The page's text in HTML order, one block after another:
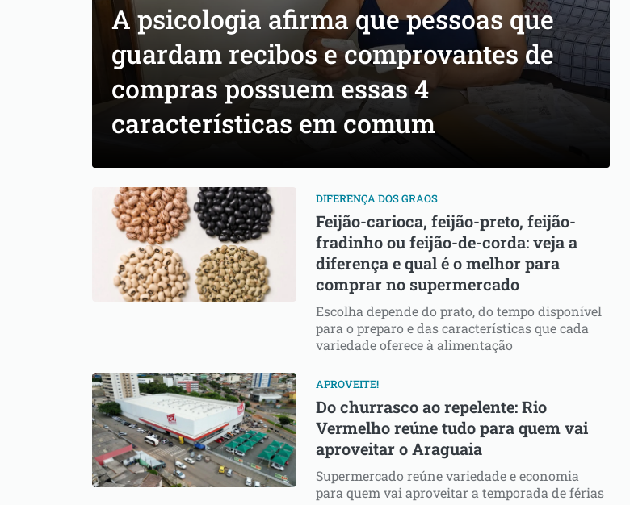
A psicologia afirma que pessoas que
guardam recibos e comprovantes de
compras possuem essas 4
características em comum
DIFERENÇA DOS GRAOS
Feijão-carioca, feijão-preto, feijão-
fradinho ou feijão-de-corda: veja a
diferença e qual é o melhor para
comprar no supermercado
Escolha depende do prato, do tempo disponível
para o preparo e das características que cada
variedade oferece à alimentação
APROVEITE!
Do churrasco ao repelente: Rio
Vermelho reúne tudo para quem vai
aproveitar o Araguaia
Supermercado reúne variedade e economia
para quem vai aproveitar a temporada de férias